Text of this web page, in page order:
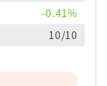
-0.41%
10/10